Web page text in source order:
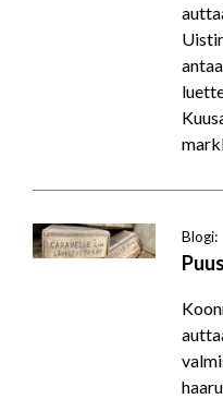
Blogi: